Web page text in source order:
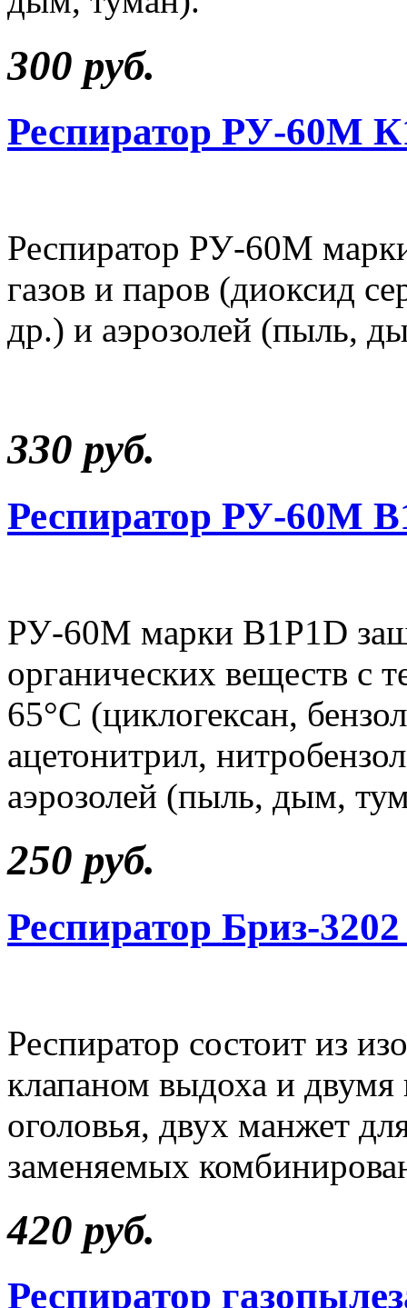
300 руб.
Респиратор РУ-60М
Респиратор РУ-60М
газов и паров (диоксид
др.) и аэрозолей (пыль,
330 руб.
Респиратор РУ-60М
РУ-60М марки В1P1D
органических веществ с
65°С (циклогексан,
ацетонитрил,
аэрозолей (пыль, дым,
250 руб.
Респиратор Бриз-
Респиратор состоит из
клапаном выдоха и двумя
оголовья, двух манжет
заменяемых
420 руб.
Респиратор